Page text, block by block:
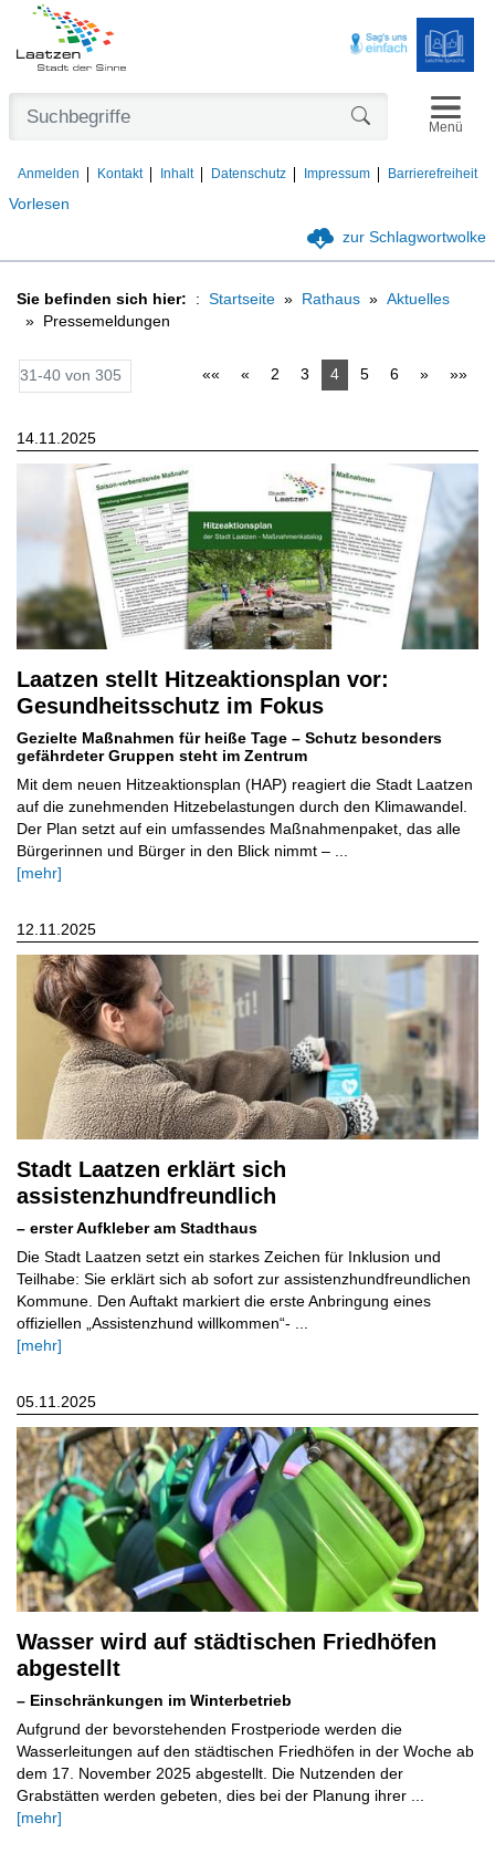
Vorlesen
Anmelden Kontakt Inhalt Datenschutz Impressum Barrierefreiheit
Menü
zur Schlagwortwolke
Sie befinden sich hier: Startseite Rathaus
Aktuelles
Pressemeldungen
31-40 von 305 «« « 2 3 4 5 6 » »»
Laatzen stellt Hitzeaktionsplan vor:
Gesundheitsschutz im Fokus
Gezielte Maßnahmen für heiße Tage – Schutz besonders
gefährdeter Gruppen steht im Zentrum
Mit dem neuen Hitzeaktionsplan (HAP) reagiert die Stadt Laatzen
auf die zunehmenden Hitzebelastungen durch den Klimawandel.
Der Plan setzt auf ein umfassendes Maßnahmenpaket, das alle
Bürgerinnen und Bürger in den Blick nimmt – ...
[mehr]
14.11.2025
Stadt Laatzen erklärt sich
assistenzhundfreundlich
– erster Aufkleber am Stadthaus
Die Stadt Laatzen setzt ein starkes Zeichen für Inklusion und
Teilhabe: Sie erklärt sich ab sofort zur assistenzhundfreundlichen
Kommune. Den Auftakt markiert die erste Anbringung eines
offiziellen „Assistenzhund willkommen“- ...
[mehr]
12.11.2025
Wasser wird auf städtischen Friedhöfen
abgestellt
– Einschränkungen im Winterbetrieb
Aufgrund der bevorstehenden Frostperiode werden die
Wasserleitungen auf den städtischen Friedhöfen in der Woche ab
dem 17. November 2025 abgestellt. Die Nutzenden der
Grabstätten werden gebeten, dies bei der Planung ihrer ...
[mehr]
05.11.2025